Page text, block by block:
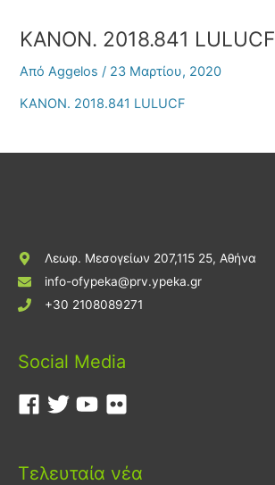
KANON. 2018.841 LULUCF
ΑπόAggelos/ 23 Μαρτίου, 2020
KANON. 2018.841 LULUCF
Λεωφ. Μεσογείων 207,115 25, Αθήνα
info-ofypeka@prv.ypeka.gr
+30 2108089271
Social Media
Τελευταία νέα